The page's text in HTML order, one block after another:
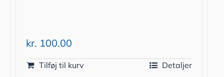
kr. 100.00
Tilføj til kurv Detaljer